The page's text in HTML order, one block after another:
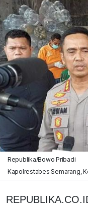
Republika/Bowo Pribadi
Kapolrestabes Semarang,